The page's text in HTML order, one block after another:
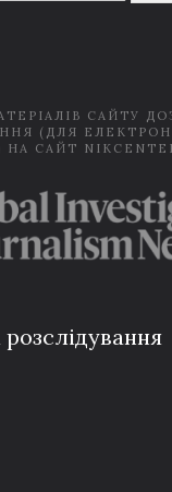
САЙТУ
(ДЛЯ
САЙТ